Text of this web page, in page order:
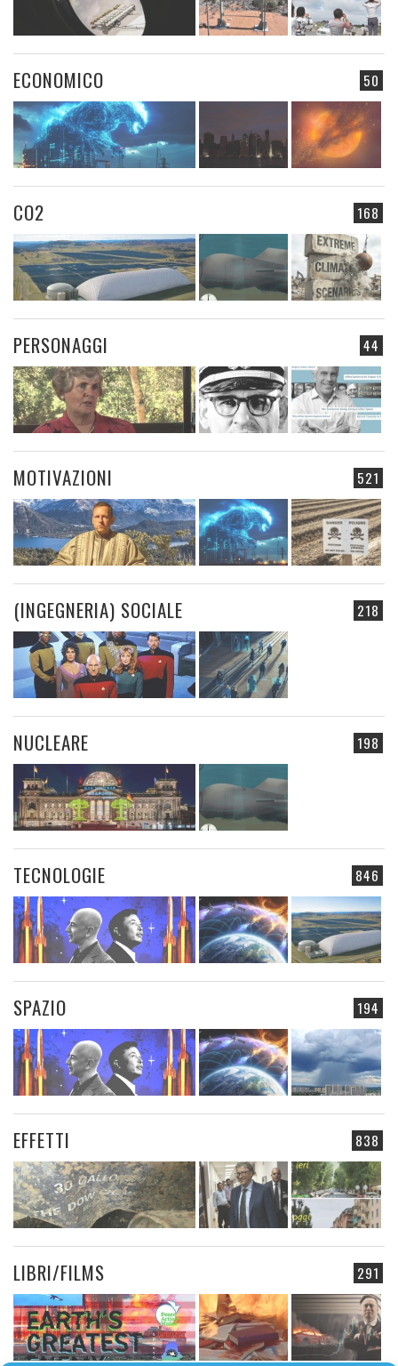
50
ECONOMICO
168
CO2
44
PERSONAGGI
521
MOTIVAZIONI
218
(INGEGNERIA) SOCIALE
198
NUCLEARE
846
TECNOLOGIE
194
SPAZIO
838
EFFETTI
291
LIBRI/FILMS